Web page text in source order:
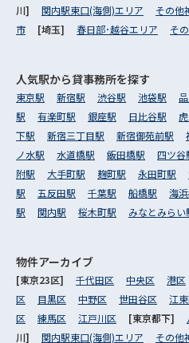
川] 関内駅東口(海側)エリア その他
市
[埼玉] 春日部･越谷エリア そ
人気駅から貸事務所を探す
東京駅 新宿駅 渋谷駅 池袋駅
駅
有楽町駅 銀座駅 日比谷駅
下駅
新宿三丁目駅 新宿御苑前駅
ノ水駅
水道橋駅 飯田橋駅 四ツ谷
附駅
大手町駅 麹町駅 永田町駅
駅
五反田駅 千葉駅 船橋駅 海
駅
関内駅 桜木町駅 みなとみらい
物件アーカイブ
[東京23区] 千代田区 中央区 港区
区
目黒区 中野区 世田谷区 江
区
練馬区 江戸川区 [東京都下]
川] 関内駅東口(海側)エリア その他